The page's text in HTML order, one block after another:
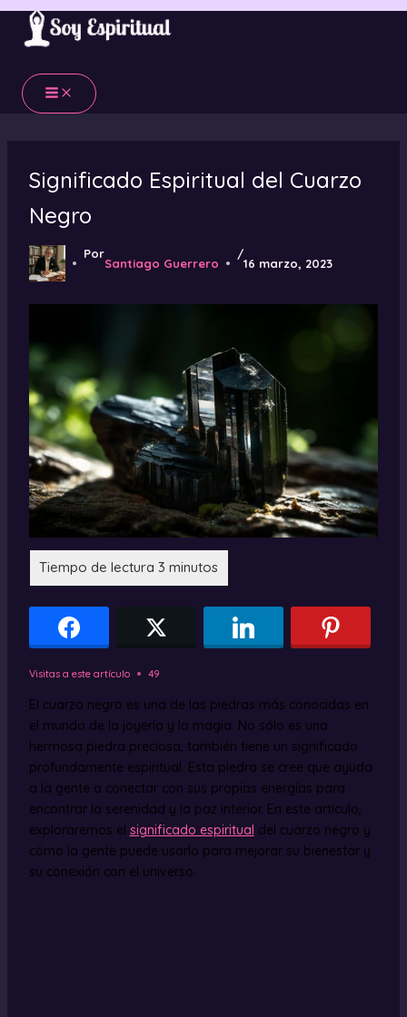
Ir
contenido
Significado Espiritual del Cuarzo
Negro
Por
Santiago Guerrero
/
16 marzo, 2023
Visitas a este artículo 49
El cuarzo negro es una de las piedras más conocidas en
el mundo de la joyería y la magia. No sólo es una
hermosa piedra preciosa, también tiene un significado
profundamente espiritual. Esta piedra se cree que ayuda
a la gente a conectar con sus propias energías para
encontrar la serenidad y la paz interior. En este artículo,
exploraremos el significado espiritual del cuarzo negro y
cómo la gente puede usarlo para mejorar su bienestar y
su conexión con el universo.